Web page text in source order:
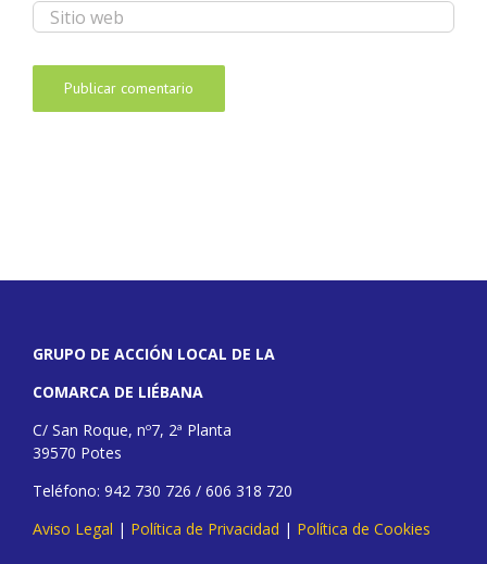
GRUPO DE ACCIÓN LOCAL DE LA
COMARCA DE LIÉBANA
C/ San Roque, nº7, 2ª Planta
39570 Potes
Teléfono: 942 730 726 / 606 318 720
Aviso Legal | Política de Privacidad | Política de Cookies